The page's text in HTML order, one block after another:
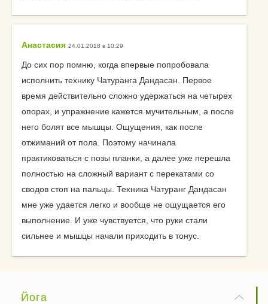
Анастасия 24.01.2018 в 10:29
До сих пор помню, когда впервые попробовала
исполнить технику Чатуранга Дандасан. Первое
время действительно сложно удержаться на четырех
опорах, и упражнение кажется мучительным, а после
него болят все мышцы. Ощущения, как после
отжиманий от пола. Поэтому начинала
практиковаться с позы планки, а далее уже перешла
полностью на сложный вариант с перекатами со
сводов стоп на пальцы. Техника Чатуранг Дандасан
мне уже удается легко и вообще не ощущается его
выполнение. И уже чувствуется, что руки стали
сильнее и мышцы начали приходить в тонус.
Йога